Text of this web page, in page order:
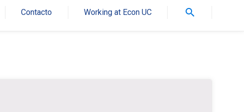
Contacto Working at Econ UC search